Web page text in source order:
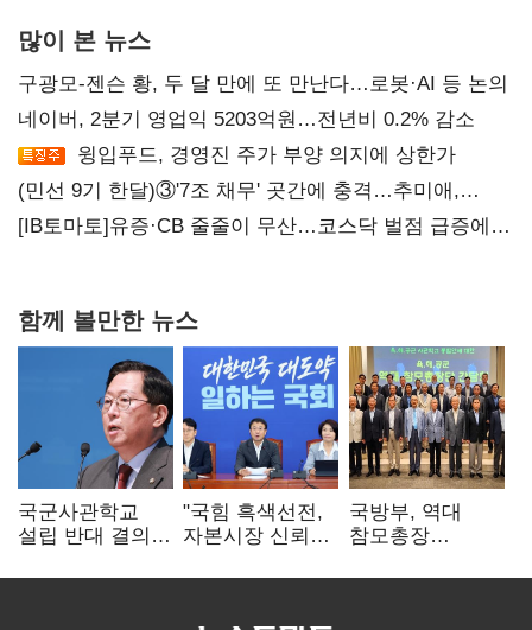
많이 본 뉴스
구광모-젠슨 황, 두 달 만에 또 만난다…로봇·AI 등 논의
네이버, 2분기 영업익 5203억원…전년비 0.2% 감소
윙입푸드, 경영진 주가 부양 의지에 상한가
(민선 9기 한달)③'7조 채무' 곳간에 충격…추미애,
20년만에 '비상재정' 선언 승부수
[IB토마토]유증·CB 줄줄이 무산…코스닥 벌점 급증에
함께 볼만한 뉴스
국군사관학교
설립 반대 결의안
"정치적 목적
"국힘 흑색선전,
자본시장 신뢰
경질하라"
국방부, 역대
참모총장
재검토 요구에